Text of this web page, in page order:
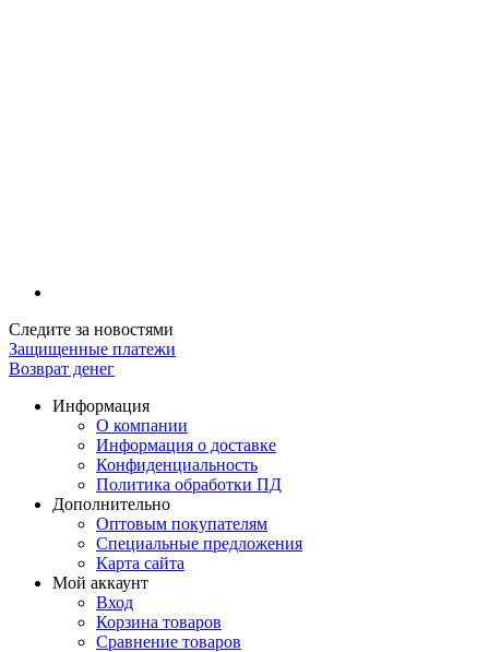
Следите за новостями
Защищенные платежи
Возврат денег
Информация
О компании
Информация о доставке
Конфиденциальность
Политика обработки ПД
Дополнительно
Оптовым покупателям
Специальные предложения
Карта сайта
Мой аккаунт
Вход
Корзина товаров
Сравнение товаров